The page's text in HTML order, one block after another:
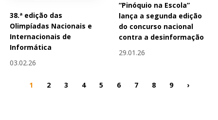
38.ª edição das
Olimpíadas Nacionais e
Internacionais de
Informática
03.02.26
“Pinóquio na Escola”
lança a segunda edição
do concurso nacional
contra a desinformação
29.01.26
1 2 3 4 5 6 7 8 9 ›